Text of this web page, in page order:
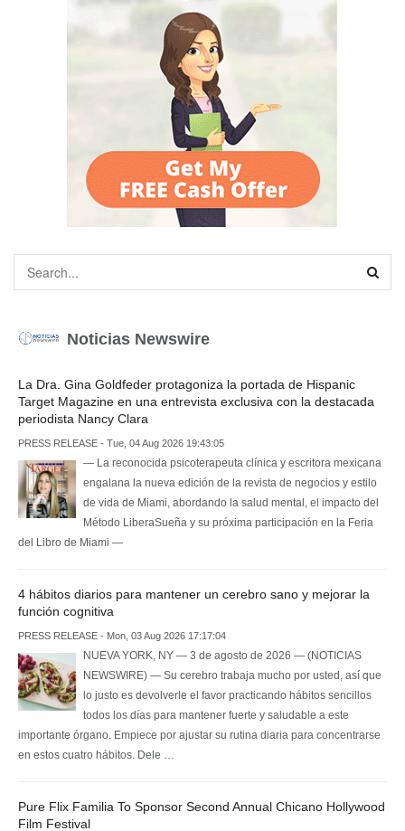
Noticias Newswire
La Dra. Gina Goldfeder protagoniza la portada de Hispanic
Target Magazine en una entrevista exclusiva con la destacada
periodista Nancy Clara
PRESS RELEASE - Tue, 04 Aug 2026 19:43:05
— La reconocida psicoterapeuta clínica y escritora mexicana
engalana la nueva edición de la revista de negocios y estilo
de vida de Miami, abordando la salud mental, el impacto del
Método LiberaSueña y su próxima participación en la Feria
del Libro de Miami —
4 hábitos diarios para mantener un cerebro sano y mejorar la
función cognitiva
PRESS RELEASE - Mon, 03 Aug 2026 17:17:04
NUEVA YORK, NY — 3 de agosto de 2026 — (NOTICIAS
NEWSWIRE) — Su cerebro trabaja mucho por usted, así que
lo justo es devolverle el favor practicando hábitos sencillos
todos los días para mantener fuerte y saludable a este
importante órgano. Empiece por ajustar su rutina diaria para concentrarse
en estos cuatro hábitos. Dele …
Pure Flix Familia To Sponsor Second Annual Chicano Hollywood
Film Festival